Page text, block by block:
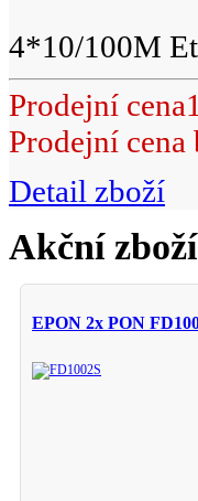
4*10/100M
Prodejní cena
Prodejní cena
Detail zboží
Akční zboží
EPON 2x PON